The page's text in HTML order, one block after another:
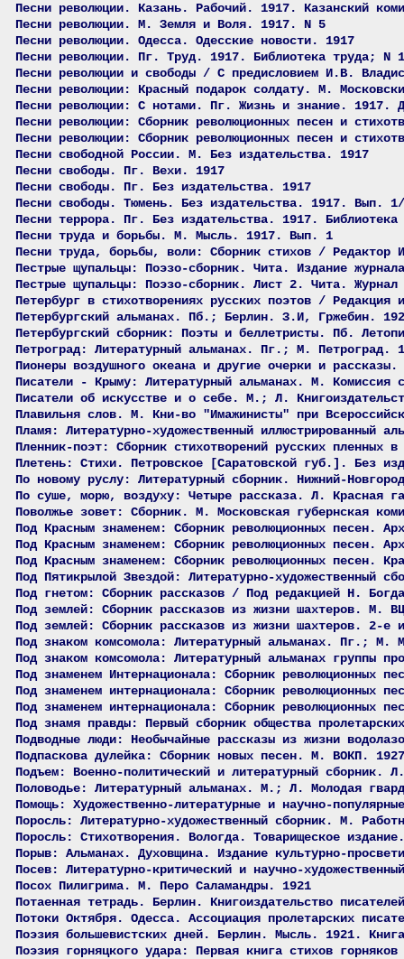
Песни революции. Казань. Рабочий. 1917. Казанский
Песни революции. М. Земля и Воля. 1917. N 5
Песни революции. Одесса. Одесские новости. 1917
Песни революции. Пг. Труд. 1917. Библиотека труда; N 1
Песни революции и свободы / С предисловием И.В.
Песни революции: Красный подарок солдату. М.
Песни революции: С нотами. Пг. Жизнь и знание. 1917.
Песни революции: Сборник революционных песен и
Песни революции: Сборник революционных песен и
Песни свободной России. М. Без издательства. 1917
Песни свободы. Пг. Вехи. 1917
Песни свободы. Пг. Без издательства. 1917
Песни свободы. Тюмень. Без издательства. 1917. Вып.
Песни террора. Пг. Без издательства. 1917. Библиотека
Песни труда и борьбы. М. Мысль. 1917. Вып. 1
Песни труда, борьбы, воли: Сборник стихов /
Пестрые щупальцы: Поэзо-сборник. Чита. Издание
Пестрые щупальцы: Поэзо-сборник. Лист 2. Чита.
Петербург в стихотворениях русских поэтов /
Петербургский альманах. Пб.; Берлин. З.И, Гржебин.
Петербургский сборник: Поэты и беллетристы. Пб.
Петроград: Литературный альманах. Пг.; М. Петроград.
Пионеры воздушного океана и другие очерки и
Писатели - Крыму: Литературный альманах. М. Комиссия
Писатели об искусстве и о себе. М.; Л.
Плавильня слов. М. Кни-во "Имажинисты" при
Пламя: Литературно-художественный иллюстрированный
Пленник-поэт: Сборник стихотворений русских
Плетень: Стихи. Петровское [Саратовской губ.]. Без
По новому руслу: Литературный сборник. Нижний-
По суше, морю, воздуху: Четыре рассказа. Л. Красная
Поволжье зовет: Сборник. М. Московская губернская
Под Красным знаменем: Сборник революционных песен.
Под Красным знаменем: Сборник революционных песен.
Под Красным знаменем: Сборник революционных песен.
Под Пятикрылой Звездой: Литературно-художественный
Под гнетом: Сборник рассказов / Под редакцией Н.
Под землей: Сборник рассказов из жизни шахтеров. М.
Под землей: Сборник рассказов из жизни шахтеров. 2-е
Под знаком комсомола: Литературный альманах. Пг.; М.
Под знаком комсомола: Литературный альманах группы
Под знаменем Интернационала: Сборник революционных
Под знаменем интернационала: Сборник революционных
Под знаменем интернационала: Сборник революционных
Под знамя правды: Первый сборник общества
Подводные люди: Необычайные рассказы из жизни
Подпаскова дулейка: Сборник новых песен. М. ВОКП.
Подъем: Военно-политический и литературный сборник.
Половодье: Литературный альманах. М.; Л. Молодая
Помощь: Художественно-литературные и научно-
Поросль: Литературно-художественный сборник. М.
Поросль: Стихотворения. Вологда. Товарищеское
Порыв: Альманах. Духовщина. Издание культурно-
Посев: Литературно-критический и научно-
Посох Пилигрима. М. Перо Саламандры. 1921
Потаенная тетрадь. Берлин. Книгоиздательство
Потоки Октября. Одесса. Ассоциация пролетарских
Поэзия большевистских дней. Берлин. Мысль. 1921.
Поэзия горняцкого удара: Первая книга стихов